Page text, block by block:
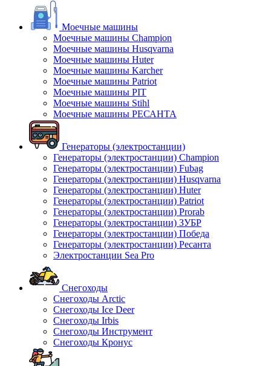
Моечные машины
Моечные машины Champion
Моечные машины Husqvarna
Моечные машины Huter
Моечные машины Karcher
Моечные машины Patriot
Моечные машины PIT
Моечные машины Stihl
Моечные машины РЕСАНТА
Генераторы (электростанции)
Генераторы (электростанции) Champion
Генераторы (электростанции) Fubag
Генераторы (электростанции) Husqvarna
Генераторы (электростанции) Huter
Генераторы (электростанции) Patriot
Генераторы (электростанции) Prorab
Генераторы (электростанции) ЗУБР
Генераторы (электростанции) Победа
Генераторы (электростанции) Ресанта
Электростанции Sea Pro
Снегоходы
Снегоходы Arctic
Снегоходы Ice Deer
Снегоходы Irbis
Снегоходы Инструмент
Снегоходы Кронус